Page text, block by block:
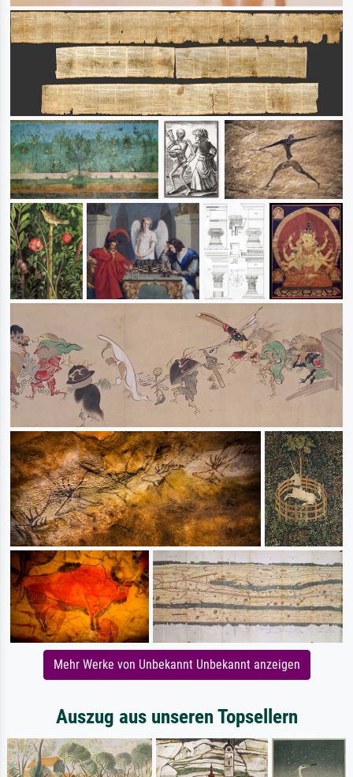
Mehr Werke von Unbekannt Unbekannt anzeigen
Auszug aus unseren Topsellern